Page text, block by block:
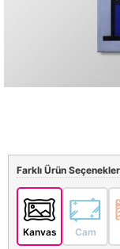
Farklı Ürün
Kanvas Cam